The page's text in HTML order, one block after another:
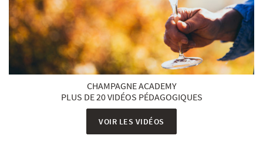
CHAMPAGNE ACADEMY
PLUS DE 20 VIDÉOS PÉDAGOGIQUES
VOIR LES VIDÉOS